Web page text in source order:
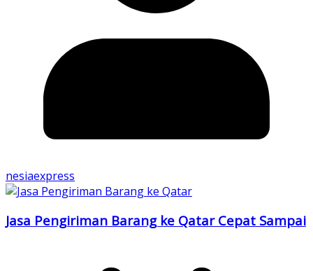
nesiaexpress
Jasa Pengiriman Barang ke Qatar Cepat Sampai